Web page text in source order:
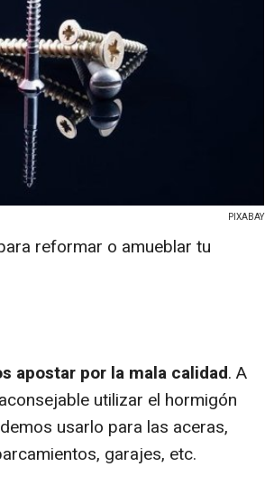
PIXABAY
reformar o amueblar tu
apostar por la mala calidad. A
utilizar el hormigón
usarlo para las aceras,
garajes, etc.